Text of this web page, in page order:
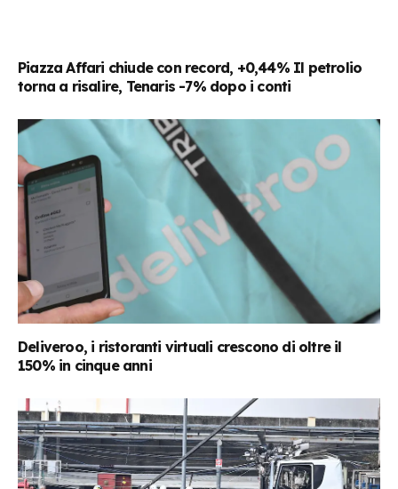
Piazza Affari chiude con record, +0,44% Il petrolio
torna a risalire, Tenaris -7% dopo i conti
Deliveroo, i ristoranti virtuali crescono di oltre il
150% in cinque anni